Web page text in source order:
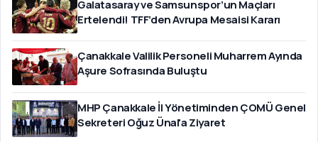
Galatasaray ve Samsunspor’un Maçları
Ertelendi! TFF’den Avrupa Mesaisi Kararı
Çanakkale Valilik Personeli Muharrem Ayında
Aşure Sofrasında Buluştu
MHP Çanakkale İl Yönetiminden ÇOMÜ Genel
Sekreteri Oğuz Ünal'a Ziyaret